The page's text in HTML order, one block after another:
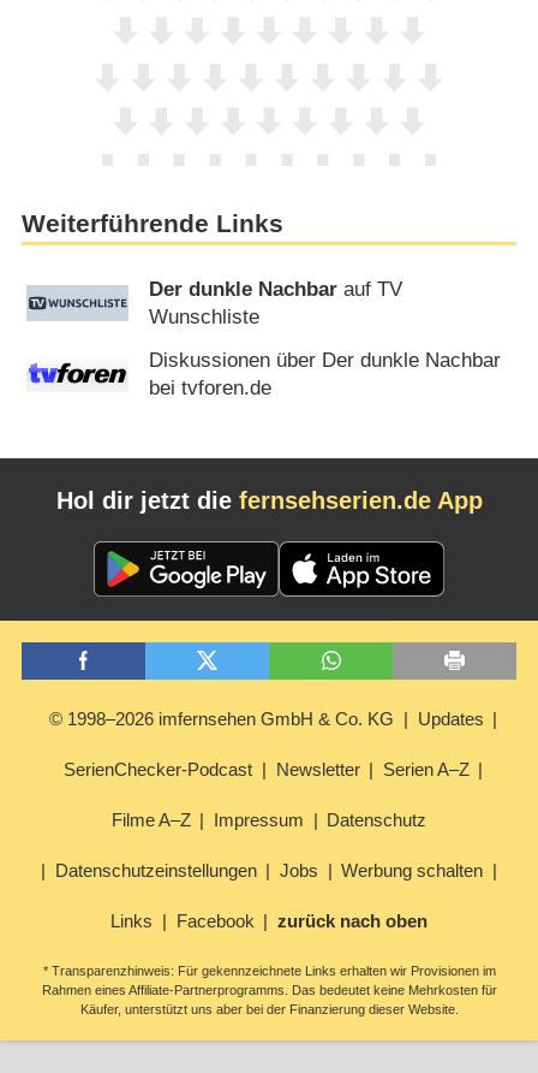
Weiterführende Links
Der dunkle Nachbar auf TV
Wunschliste
Diskussionen über Der dunkle Nachbar
bei tvforen.de
Hol dir jetzt die fernsehserien.de App
© 1998–2026 imfernsehen GmbH & Co. KG Updates
SerienChecker-Podcast Newsletter Serien A–Z
Filme A–Z Impressum Datenschutz
Datenschutzeinstellungen Jobs Werbung schalten
Links Facebook zurück nach oben
* Transparenzhinweis: Für gekennzeichnete Links erhalten wir Provisionen im
Rahmen eines Affiliate-Partnerprogramms. Das bedeutet keine Mehrkosten für
Käufer, unterstützt uns aber bei der Finanzierung dieser Website.